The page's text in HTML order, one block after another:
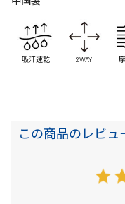
吸汗速乾 2WAY
この商品のレビュ